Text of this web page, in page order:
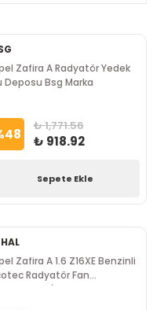
Zafira A Radyatör Yedek
Deposu Bsg Marka
48 ₺ 1,771.56
₺ 918.92
Sepete Ekle
Zafira A 1.6 Z16XE Benzinli
Radyatör Fan
İthal Marka